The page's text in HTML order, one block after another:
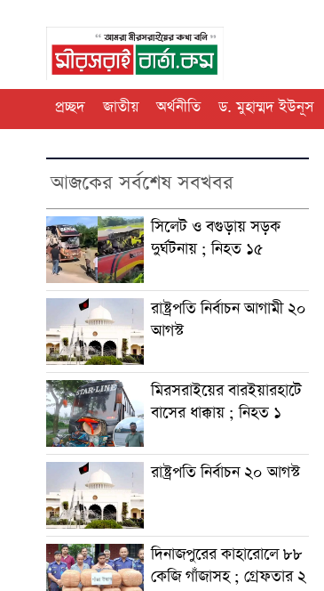
প্রচ্ছদ জাতীয় অর্থনীতি ড. মুহাম্মদ ইউনূস
আজকের সর্বশেষ সবখবর
সিলেট ও বগুড়ায় সড়ক
দুর্ঘটনায় ; নিহত ১৫
রাষ্ট্রপতি নির্বাচন আগামী ২০
আগস্ট
মিরসরাইয়ের বারইয়ারহাটে
বাসের ধাক্কায় ; নিহত ১
রাষ্ট্রপতি নির্বাচন ২০ আগস্ট
দিনাজপুরের কাহারোলে ৮৮
কেজি গাঁজাসহ ; গ্রেফতার ২